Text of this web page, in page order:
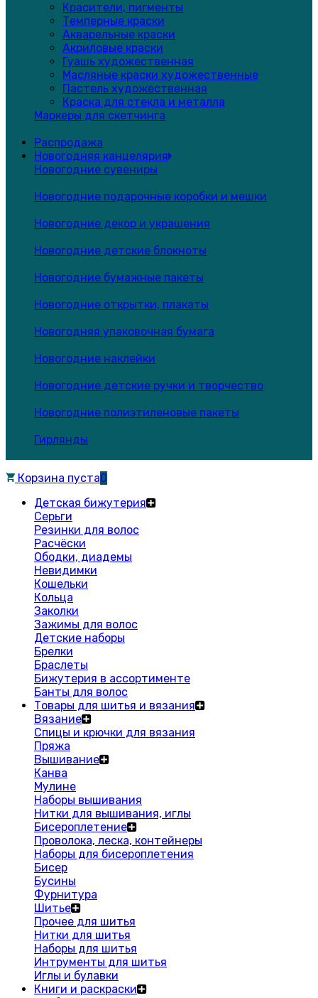
Красители, пигменты
Темперные краски
Акварельные краски
Акриловые краски
Гуашь художественная
Масляные краски художественные
Пастель художественная
Краска для стекла и металла
Маркеры для скетчинга
Распродажа
Новогодняя канцелярия
Новогодние сувениры
Новогодние подарочные коробки и мешки
Новогодние декор и украшения
Новогодние детские блокноты
Новогодние бумажные пакеты
Новогодние открытки, плакаты
Новогодняя упаковочная бумага
Новогодние наклейки
Новогодние детские ручки и творчество
Новогодние полиэтиленовые пакеты
Гирлянды
Корзина пуста0
Детская бижутерия
Серьги
Резинки для волос
Расчёски
Ободки, диадемы
Невидимки
Кошельки
Кольца
Заколки
Зажимы для волос
Детские наборы
Брелки
Браслеты
Бижутерия в ассортименте
Банты для волос
Товары для шитья и вязания
Вязание
Спицы и крючки для вязания
Пряжа
Вышивание
Канва
Мулине
Наборы вышивания
Нитки для вышивания, иглы
Бисероплетение
Проволока, леска, контейнеры
Наборы для бисероплетения
Бисер
Бусины
Фурнитура
Шитье
Прочее для шитья
Нитки для шитья
Наборы для шитья
Интрументы для шитья
Иглы и булавки
Книги и раскраски